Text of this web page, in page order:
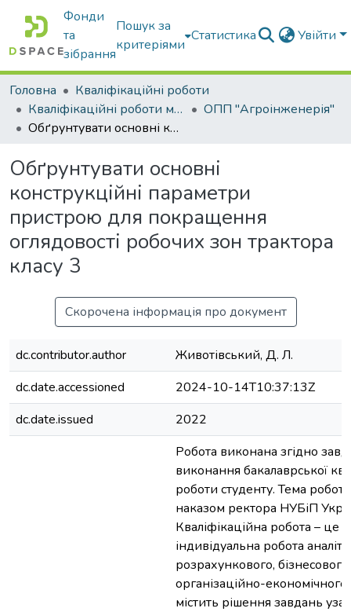
Фонди
та
зібрання
Пошук за
критеріями
Статистика Увійти
Головна
Кваліфікаційні роботи
Кваліфікаційні роботи магістрів
ОПП "Агроінженерія"
Обґрунтувати основні конструкційні параметри пристрою для покращення оглядовості робочих зон трактора класу 3
Обґрунтувати основні
конструкційні параметри
пристрою для покращення
оглядовості робочих зон трактора
класу 3
Скорочена інформація про документ
dc.contributor.author
Животівський, Д. Л.
dc.date.accessioned
2024-10-14T10:37:13Z
dc.date.issued
2022
Робота виконана згідно
виконання бакалаврської
роботи студенту. Тема
наказом ректора НУБіП
Кваліфікаційна робота – це
індивідуальна робота
розрахункового,
організаційно-
містить рішення завдань